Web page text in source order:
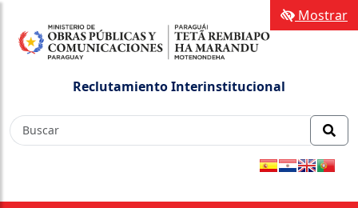
Reclutamiento Interinstitucional
Mostrar